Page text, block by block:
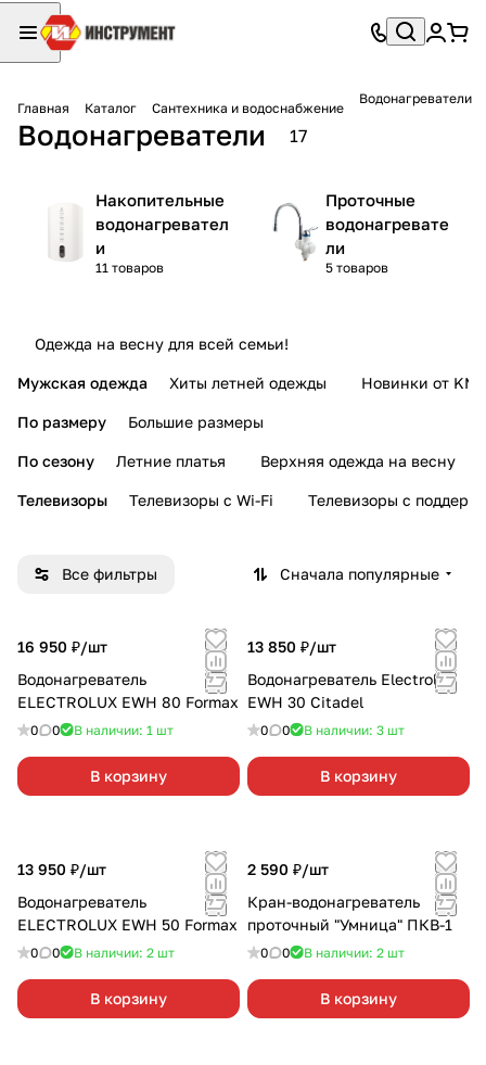
Главная Каталог Сантехника и водоснабжение
Водонагреватели
Водонагреватели 17
Накопительные
водонагревател
и
11 товаров
Проточные
водонагревате
ли
5 товаров
Одежда на весну для всей семьи!
Мужская одежда Хиты летней одежды Новинки от KMI
По размеру Большие размеры
По сезону Летние платья Верхняя одежда на весну
Телевизоры Телевизоры с Wi-Fi Телевизоры с
Все фильтры Сначала популярные
16 950 ₽/шт
Водонагреватель
ELECTROLUX EWH 80 Formax
0 0 В наличии: 1 шт
В корзину
13 850 ₽/шт
Водонагреватель Electrolux
EWH 30 Citadel
0 0 В наличии: 3 шт
В корзину
13 950 ₽/шт
Водонагреватель
ELECTROLUX EWH 50 Formax
0 0 В наличии: 2 шт
В корзину
2 590 ₽/шт
Кран-водонагреватель
проточный "Умница" ПКВ-1
0 0 В наличии: 2 шт
В корзину